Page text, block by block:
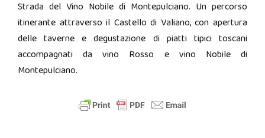
Strada del Vino Nobile di Montepulciano. Un percorso
itinerante attraverso il Castello di Valiano, con apertura
delle taverne e degustazione di piatti tipici toscani
accompagnati da vino Rosso e vino Nobile di
Montepulciano.